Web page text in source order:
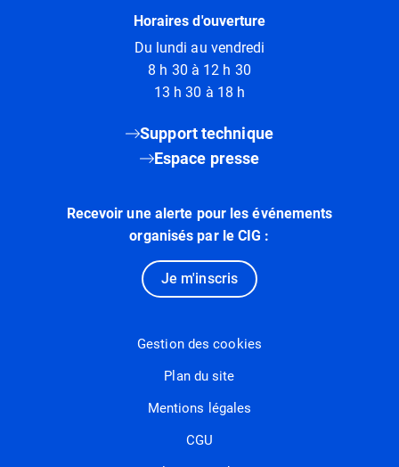
Horaires d'ouverture
Du lundi au vendredi
8 h 30 à 12 h 30
13 h 30 à 18 h
Support technique
Espace presse
Recevoir une alerte pour les événements
organisés par le CIG :
Je m'inscris
Gestion des cookies
Plan du site
Mentions légales
CGU